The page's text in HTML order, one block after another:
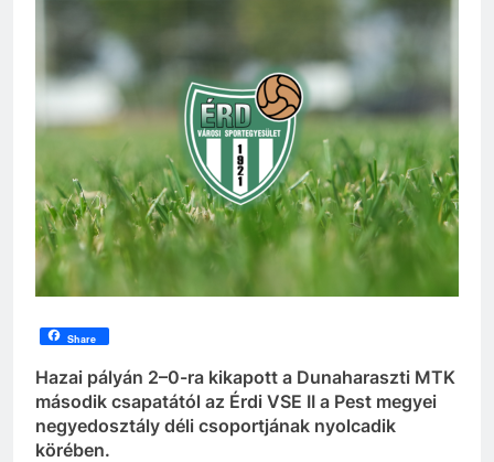
Share
Hazai pályán 2–0-ra kikapott a Dunaharaszti MTK
második csapatától az Érdi VSE II a Pest megyei
negyedosztály déli csoportjának nyolcadik
körében.